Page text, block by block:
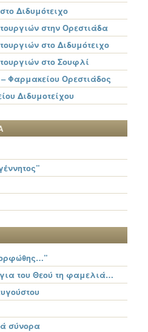
Διδυμότειχο
στην Ορεστιάδα
στο Διδυμότειχο
στο Σουφλί
Φαρμακείου Ορεστιάδος
Διδυμοτείχου
του Θεού τη φαμελιά…
σύνορα